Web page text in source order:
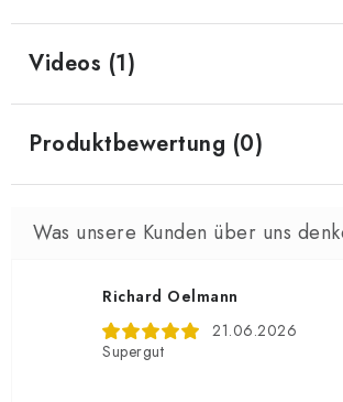
Videos (1)
Produktbewertung (0)
Richard Oelmann
21.06.2026
Supergut